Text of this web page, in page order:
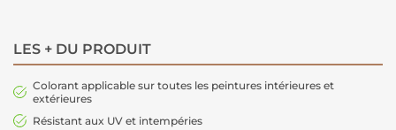
LES + DU PRODUIT
Colorant applicable sur toutes les peintures intérieures et
extérieures
Résistant aux UV et intempéries